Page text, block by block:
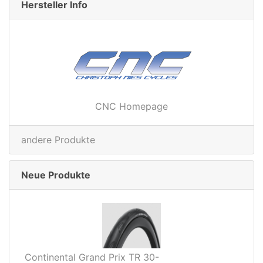
Hersteller Info
CNC Homepage
andere Produkte
Neue Produkte
Continental Grand Prix TR 30-